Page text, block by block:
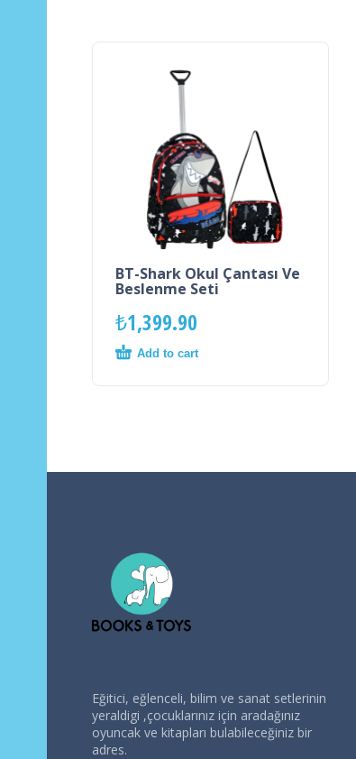
BT-Shark Okul Çantası Ve
Beslenme Seti
₺1,399.90
Add to cart
Eğitici, eğlenceli, bilim ve sanat setlerinin
yeraldigi ,çocuklarınız için aradağınız
oyuncak ve kitapları bulabileceğiniz bir
adres.